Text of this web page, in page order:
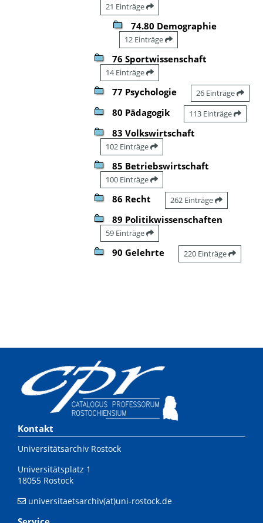
21 Einträge
74.80 Demographie
12 Einträge
76 Sportwissenschaft
14 Einträge
77 Psychologie 26 Einträge
80 Pädagogik 113 Einträge
83 Volkswirtschaft
102 Einträge
85 Betriebswirtschaft
100 Einträge
86 Recht 262 Einträge
89 Politikwissenschaften
59 Einträge
90 Gelehrte 220 Einträge
Kontakt
Universitätsarchiv Rostock
Universitätsplatz 1
18055 Rostock
universitaetsarchiv(at)uni-rostock.de